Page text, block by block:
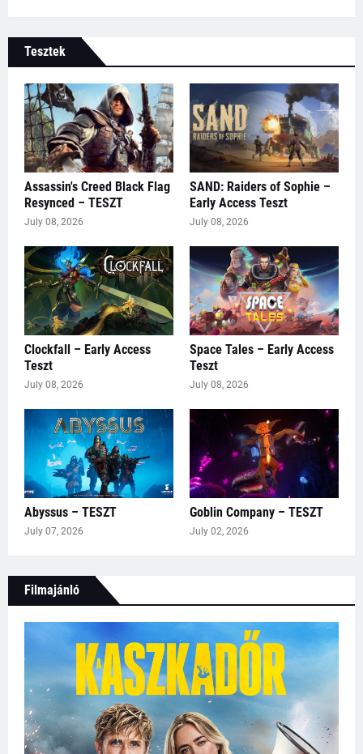
Tesztek
Assassin's Creed Black Flag
Resynced – TESZT
July 08, 2026
SAND: Raiders of Sophie –
Early Access Teszt
July 08, 2026
Clockfall – Early Access
Teszt
July 08, 2026
Space Tales – Early Access
Teszt
July 08, 2026
Abyssus – TESZT
July 07, 2026
Goblin Company – TESZT
July 02, 2026
Filmajánló